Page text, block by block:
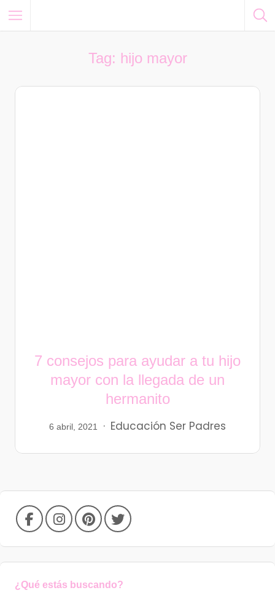
Tag: hijo mayor
7 consejos para ayudar a tu hijo
mayor con la llegada de un
hermanito
6 abril, 2021 Educación Ser Padres
¿Qué estás buscando?